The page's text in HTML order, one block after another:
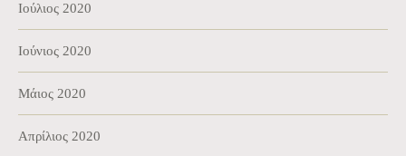
Ιούλιος 2020
Ιούνιος 2020
Μάιος 2020
Απρίλιος 2020